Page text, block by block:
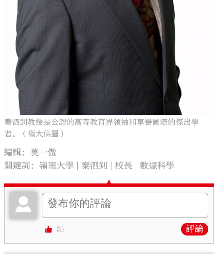
秦泗釗教授是公認的高等教育界領袖和享譽國際的傑出學
者。（嶺大供圖）
編輯：莫一傲
關鍵詞：嶺南大學 秦泗釗 校長 數據科學
評論